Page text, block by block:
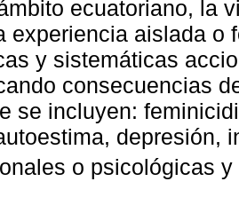
ecuatoriano, la
experiencia aislada o
y sistemáticas
consecuencias
se incluyen:
depresión,
o psicológicas